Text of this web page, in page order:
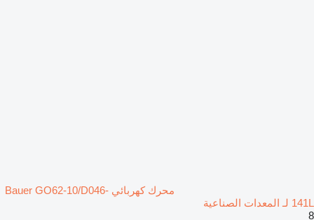
محرك كهربائي Bauer GO62-10/D046-
141L لـ المعدات الصناعية
8